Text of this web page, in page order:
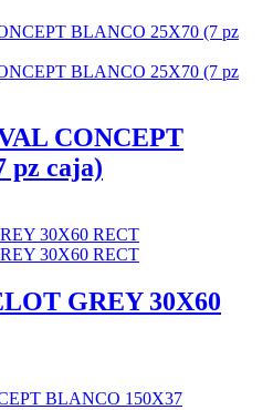
CONCEPT
pz caja)
GREY 30X60